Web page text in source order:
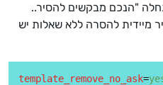
"הנכם מבקשים להסיר..
מיידית להסרה ללא שאלות יש
template_remove_no_ask=